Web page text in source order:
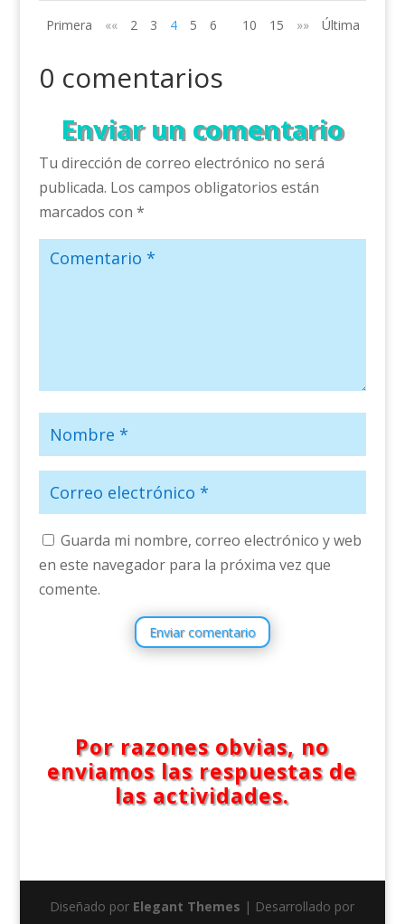
Primera «« 2 3 4 5 6 10 15 »» Última
0 comentarios
Enviar un comentario
Tu dirección de correo electrónico no será
publicada. Los campos obligatorios están
marcados con *
Guarda mi nombre, correo electrónico y web
en este navegador para la próxima vez que
comente.
Enviar comentario
Por razones obvias, no
enviamos las respuestas de
las actividades.
Diseñado por Elegant Themes | Desarrollado por